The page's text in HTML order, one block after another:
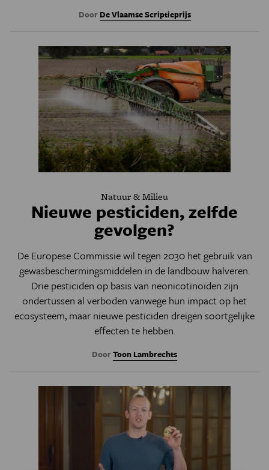
Door De Vlaamse Scriptieprijs
Natuur & Milieu
Nieuwe pesticiden, zelfde
gevolgen?
De Europese Commissie wil tegen 2030 het gebruik van
gewasbeschermingsmiddelen in de landbouw halveren.
Drie pesticiden op basis van neonicotinoïden zijn
ondertussen al verboden vanwege hun impact op het
ecosysteem, maar nieuwe pesticiden dreigen soortgelijke
effecten te hebben.
DoorToon Lambrechts